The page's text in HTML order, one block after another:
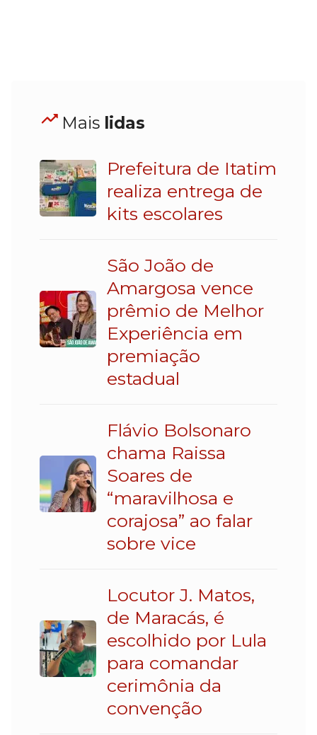
Mais lidas
Prefeitura de Itatim
realiza entrega de
kits escolares
São João de
Amargosa vence
prêmio de Melhor
Experiência em
premiação
estadual
Flávio Bolsonaro
chama Raissa
Soares de
“maravilhosa e
corajosa” ao falar
sobre vice
Locutor J. Matos,
de Maracás, é
escolhido por Lula
para comandar
cerimônia da
convenção